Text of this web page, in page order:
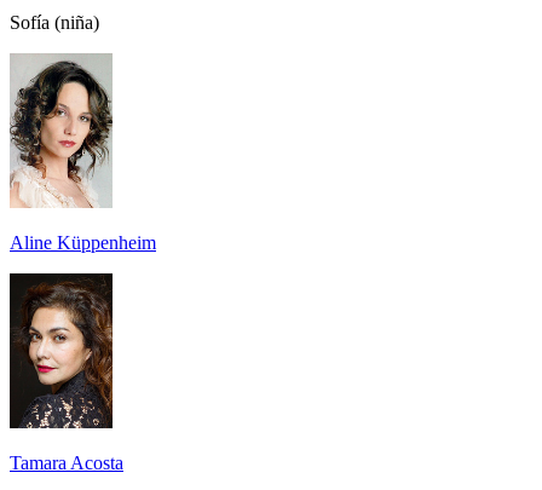
Sofía (niña)
Aline Küppenheim
Tamara Acosta